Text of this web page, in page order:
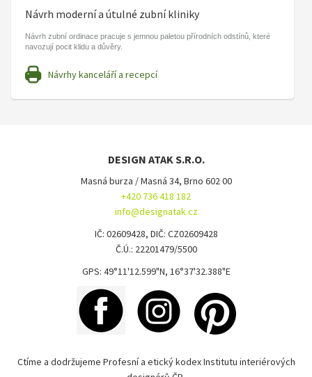
Návrh moderní a útulné zubní kliniky
Návrh zubní ordinace pracuje s jemnou paletou přírodních odstínů, které
navozují pocit klidu a důvěry.
Návrhy kanceláří a recepcí
DESIGN ATAK S.R.O.
Masná burza / Masná 34, Brno 602 00
+420 736 418 182
info@designatak.cz
IČ: 02609428, DIČ: CZ02609428
Č.Ú.: 22201479/5500
GPS: 49°11'12.599"N, 16°37'32.388"E
Ctíme a dodržujeme Profesní a etický kodex Institutu interiérových